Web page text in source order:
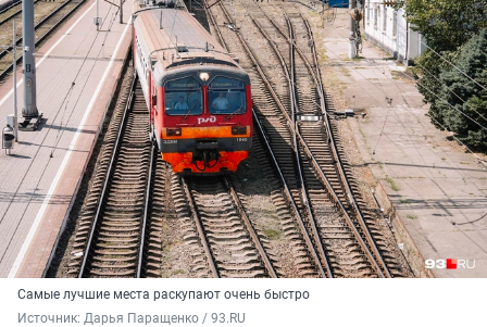
Самые лучшие места раскупают очень быстро
Источник: Дарья Паращенко / 93.RU